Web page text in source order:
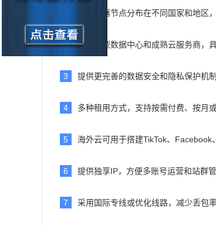
云服务器节点分布在不同国家和地区
2 依托大型数据中心和成熟云服务商，
3 提供更完善的数据安全和隐私保护机
4 多种租用方式，支持按需付费、按月
5 海外云可用于搭建TikTok、Facebook
6 提供独享IP，方便多账号运营和站群管
7 采用国际专线或优化线路，减少丢包